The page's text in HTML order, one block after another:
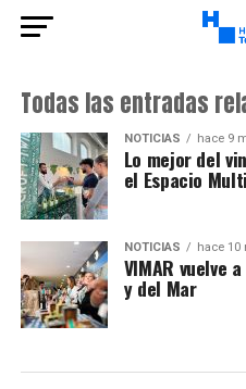
Todas las entradas
NOTICIAS hace 9
Lo mejor del
el Espacio
NOTICIAS hace 10
VIMAR vuelve
y del Mar